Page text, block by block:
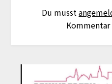
Du musst
Kommentar